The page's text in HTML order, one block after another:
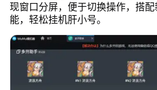
现窗口分屏，便于切换操作，搭配
能，轻松挂机肝小号。